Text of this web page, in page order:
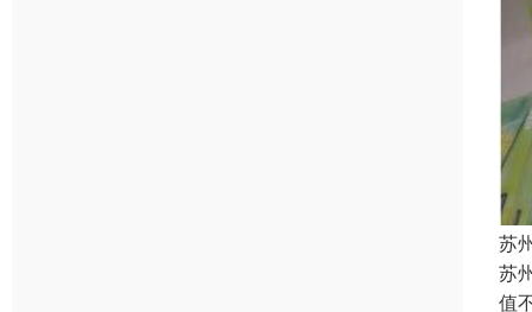
苏
苏
值